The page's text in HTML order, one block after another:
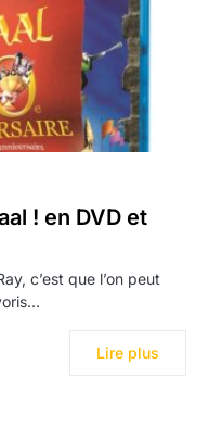
! en DVD et
c’est que l’on peut
Lire plus